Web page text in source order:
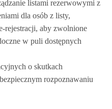
listami rezerwowymi z
dla osób z listy,
aby zwolnione
w puli dostępnych
o skutkach
rozpoznawaniu